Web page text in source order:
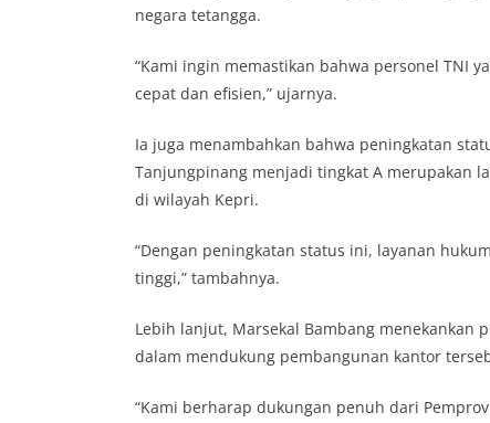
negara tetangga.
“Kami ingin memastikan bahwa personel TNI
cepat dan efisien,” ujarnya.
Ia juga menambahkan bahwa peningkatan
Tanjungpinang menjadi tingkat A merupakan
di wilayah Kepri.
“Dengan peningkatan status ini, layanan
tinggi,” tambahnya.
Lebih lanjut, Marsekal Bambang
dalam mendukung pembangunan kantor
“Kami berharap dukungan penuh dari